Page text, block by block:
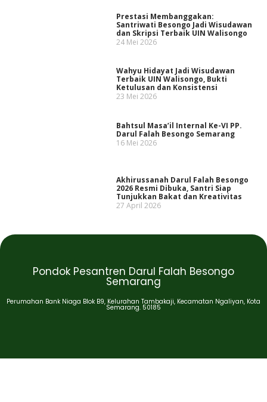
Prestasi Membanggakan:
Santriwati Besongo Jadi Wisudawan
dan Skripsi Terbaik UIN Walisongo
24 Mei 2026
Wahyu Hidayat Jadi Wisudawan
Terbaik UIN Walisongo, Bukti
Ketulusan dan Konsistensi
23 Mei 2026
Bahtsul Masa’il Internal Ke-VI PP.
Darul Falah Besongo Semarang
16 Mei 2026
Akhirussanah Darul Falah Besongo
2026 Resmi Dibuka, Santri Siap
Tunjukkan Bakat dan Kreativitas
27 April 2026
Pondok Pesantren Darul Falah Besongo
Semarang
Perumahan Bank Niaga Blok B9, Kelurahan Tambakaji, Kecamatan Ngaliyan, Kota
Semarang. 50185